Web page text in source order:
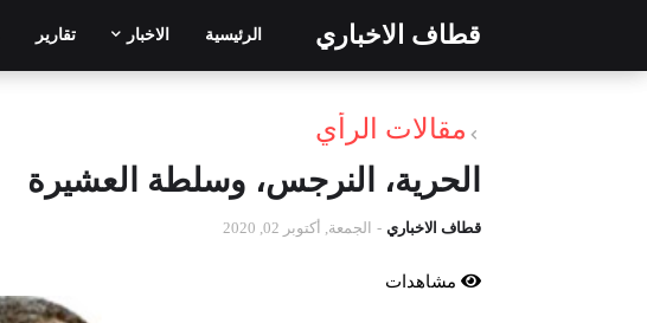
قطاف الاخباري الرئيسية الاخبار تقارير
مقالات الرأي
الحرية، النرجس، وسلطة العشيرة
قطاف الاخباري - الجمعة, أكتوبر 02, 2020
مشاهدات